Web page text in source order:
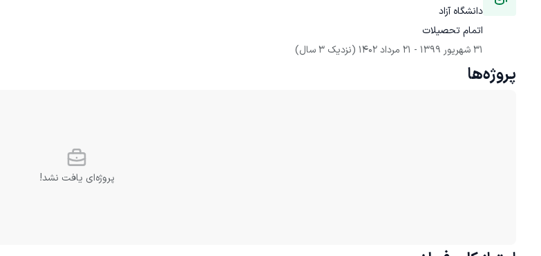
دانشگاه آزاد
اتمام تحصیلات
31 شهریور 1399
- 21 مرداد 1402 (نزدیک 3 سال)
پروژه‌ها
پروژه‌ای یافت نشد!